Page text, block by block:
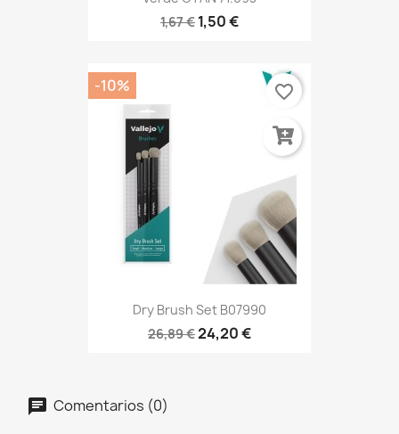
1,67 € 1,50 €
Dry Brush Set B07990
26,89 €24,20 €
-10% favorite_border
Comentarios (0)